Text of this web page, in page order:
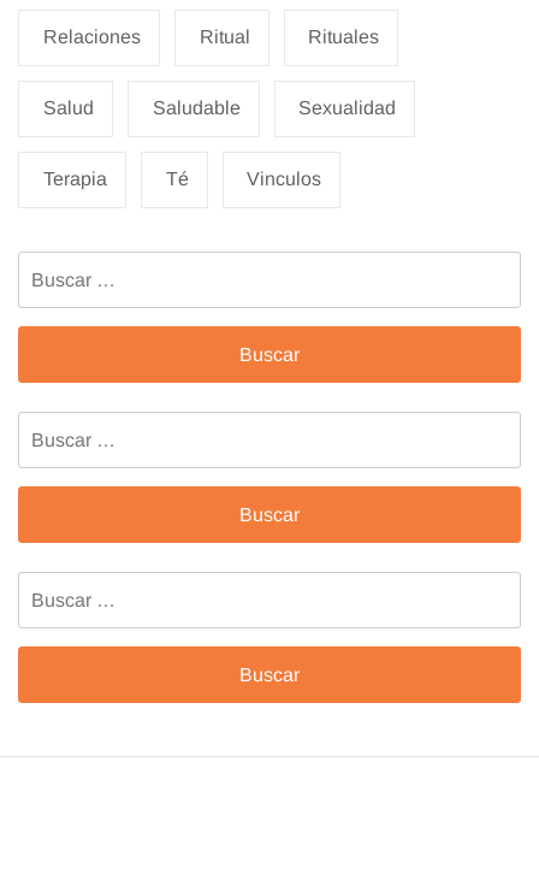
Relaciones Ritual Rituales
Salud Saludable Sexualidad
Terapia Té Vinculos